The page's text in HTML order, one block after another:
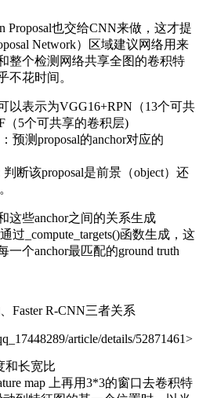
Proposal也交给CNN来做，这才提
Network）区域建议网络用来
整个检测网络共享全图的卷积特
不花时间。
以表示为VGG16+RPN（13个可共
（5个可共享的卷积层)
预测proposal的anchor对应的
断该proposal是前景（object）还
这些anchor之间的关系生成
过_compute_targets()函数生成，这
个anchor最匹配的ground truth
Faster R-CNN三者关系
article/details/52871461>
和长宽比
map 上再用3*3的窗口去卷积特